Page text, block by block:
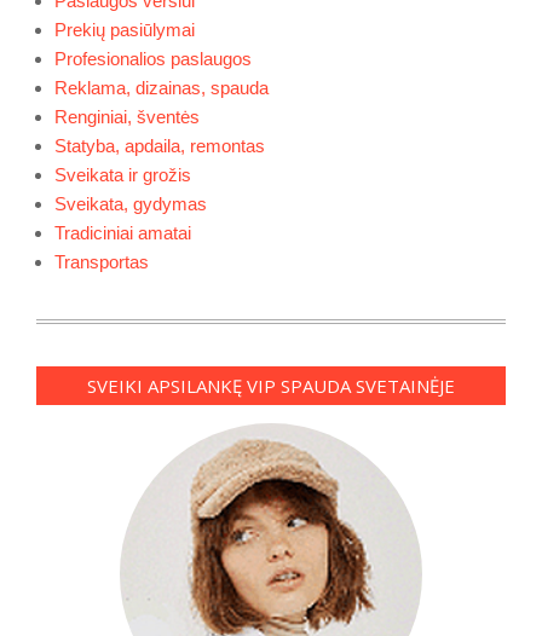
Prekių pasiūlymai
Profesionalios paslaugos
Reklama, dizainas, spauda
Renginiai, šventės
Statyba, apdaila, remontas
Sveikata ir grožis
Sveikata, gydymas
Tradiciniai amatai
Transportas
SVEIKI APSILANKĘ VIP SPAUDA SVETAINĖJE